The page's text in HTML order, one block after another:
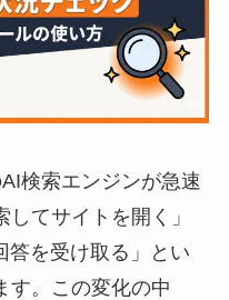
検索エンジンが急速
てサイトを開く」
答を受け取る」とい
す。この変化の中